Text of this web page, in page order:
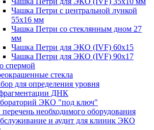
Чашка Петри с центральной лункой
55x16 мм
Чашка Петри со стеклянным дном 27
мм
Чашка Петри для ЭКО (IVF) 60х15
Чашка Петри для ЭКО (IVF) 90х17
спермой
стекла
для определения уровня
ДНК
ЭКО "под ключ"
необходимого оборудования
и аудит для клиник ЭКО